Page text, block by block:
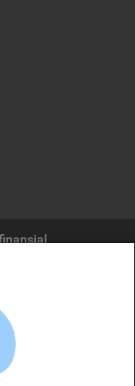
yang terdaftar di
keuangan yang
jasa keuangan yang
jawab atas tuntutan